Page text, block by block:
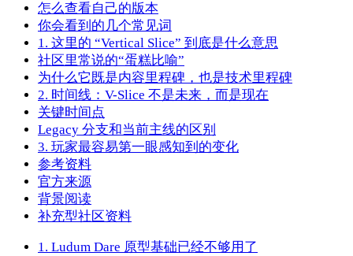
怎么查看自己的版本
你会看到的几个常见词
1. 这里的 “Vertical Slice” 到底是什么意思
社区里常说的“蛋糕比喻”
为什么它既是内容里程碑，也是技术里程碑
2. 时间线：V-Slice 不是未来，而是现在
关键时间点
Legacy 分支和当前主线的区别
3. 玩家最容易第一眼感知到的变化
参考资料
官方来源
背景阅读
补充型社区资料
1. Ludum Dare 原型基础已经不够用了